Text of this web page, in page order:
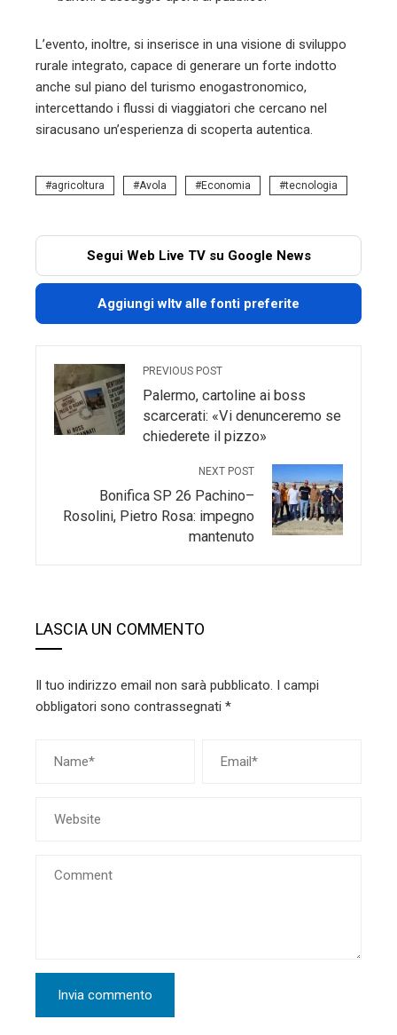
L’evento, inoltre, si inserisce in una visione di sviluppo
rurale integrato, capace di generare un forte indotto
anche sul piano del turismo enogastronomico,
intercettando i flussi di viaggiatori che cercano nel
siracusano un’esperienza di scoperta autentica.
agricoltura Avola Economia tecnologia
Segui Web Live TV su Google News
Aggiungi wltv alle fonti preferite
PREVIOUS POST
Palermo, cartoline ai boss
scarcerati: «Vi denunceremo se
chiederete il pizzo»
NEXT POST
Bonifica SP 26 Pachino–
Rosolini, Pietro Rosa: impegno
mantenuto
LASCIA UN COMMENTO
Il tuo indirizzo email non sarà pubblicato. I campi
obbligatori sono contrassegnati *